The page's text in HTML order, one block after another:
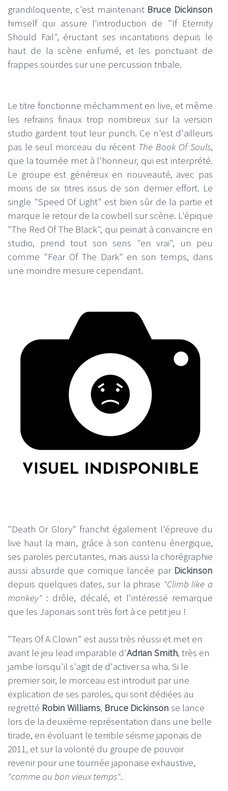
grandiloquente, c'est maintenant Bruce Dickinson
himself qui assure l'introduction de "If Eternity
Should Fail", éructant ses incantations depuis le
haut de la scène enfumé, et les ponctuant de
frappes sourdes sur une percussion tribale.
Le titre fonctionne méchamment en live, et même
les refrains finaux trop nombreux sur la version
studio gardent tout leur punch. Ce n'est d'ailleurs
pas le seul morceau du récent The Book Of Souls,
que la tournée met à l'honneur, qui est interprété.
Le groupe est généreux en nouveauté, avec pas
moins de six titres issus de son dernier effort. Le
single "Speed Of Light" est bien sûr de la partie et
marque le retour de la cowbell sur scène. L'épique
"The Red Of The Black", qui peinait à convaincre en
studio, prend tout son sens "en vrai", un peu
comme "Fear Of The Dark" en son temps, dans
une moindre mesure cependant.
"Death Or Glory" franchit également l'épreuve du
live haut la main, grâce à son contenu énergique,
ses paroles percutantes, mais aussi la chorégraphie
aussi absurde que comique lancée par Dickinson
depuis quelques dates, sur la phrase "Climb like a
monkey" : drôle, décalé, et l'intéressé remarque
que les Japonais sont très fort à ce petit jeu !
"Tears Of A Clown" est aussi très réussi et met en
avant le jeu lead imparable d'Adrian Smith, très en
jambe lorsqu'il s'agit de d'activer sa wha. Si le
premier soir, le morceau est introduit par une
explication de ses paroles, qui sont dédiées au
regretté Robin Williams, Bruce Dickinson se lance
lors de la deuxième représentation dans une belle
tirade, en évoluant le terrible séisme japonais de
2011, et sur la volonté du groupe de pouvoir
revenir pour une tournée japonaise exhaustive,
"comme au bon vieux temps".